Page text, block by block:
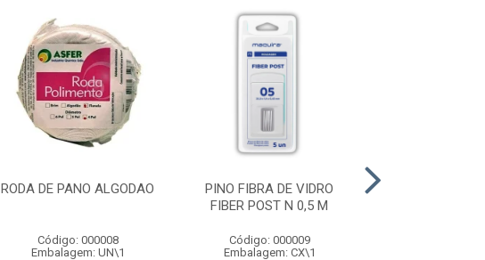
RODA DE PANO ALGODAO
Código: 000008
Embalagem: UN\1
PINO FIBRA DE VIDRO
FIBER POST N 0,5 M
Código: 000009
Embalagem: CX\1